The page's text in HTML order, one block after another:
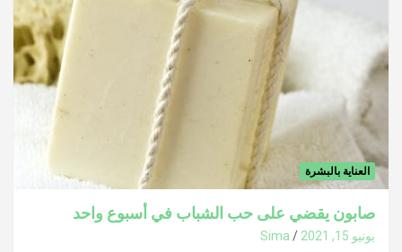
العناية بالبشرة
صابون يقضي على حب الشباب في أسبوع واحد
يونيو 15, 2021 Sima